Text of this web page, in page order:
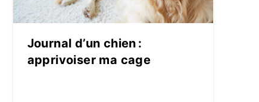
Journal d’un chien :
apprivoiser ma cage